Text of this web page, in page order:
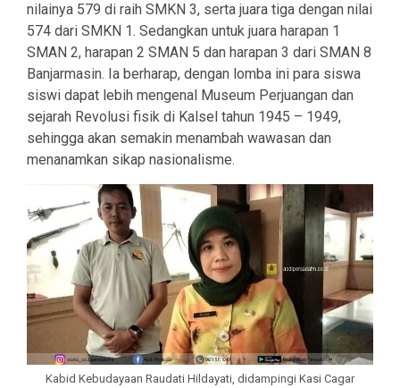
nilainya 579 di raih SMKN 3, serta juara tiga dengan nilai
574 dari SMKN 1. Sedangkan untuk juara harapan 1
SMAN 2, harapan 2 SMAN 5 dan harapan 3 dari SMAN 8
Banjarmasin. Ia berharap, dengan lomba ini para siswa
siswi dapat lebih mengenal Museum Perjuangan dan
sejarah Revolusi fisik di Kalsel tahun 1945 – 1949,
sehingga akan semakin menambah wawasan dan
menanamkan sikap nasionalisme.
Kabid Kebudayaan Raudati Hildayati, didampingi Kasi Cagar